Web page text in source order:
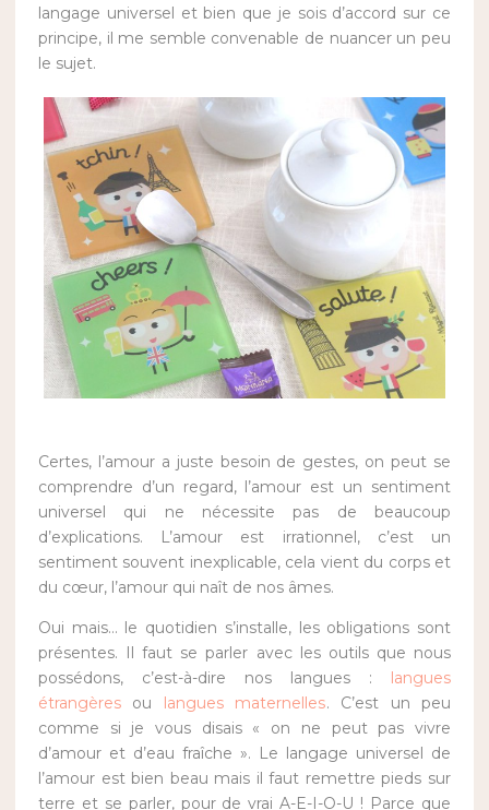
langage universel et bien que je sois d’accord sur ce
principe, il me semble convenable de nuancer un peu
le sujet.
Certes, l’amour a juste besoin de gestes, on peut se
comprendre d’un regard, l’amour est un sentiment
universel qui ne nécessite pas de beaucoup
d’explications. L’amour est irrationnel, c’est un
sentiment souvent inexplicable, cela vient du corps et
du cœur, l’amour qui naît de nos âmes.
Oui mais… le quotidien s’installe, les obligations sont
présentes. Il faut se parler avec les outils que nous
possédons, c’est-à-dire nos langues :
langues
étrangèresou langues maternelles. C’est un peu
comme si je vous disais « on ne peut pas vivre
d’amour et d’eau fraîche ». Le langage universel de
l’amour est bien beau mais il faut remettre pieds sur
terre et se parler, pour de vrai A-E-I-O-U ! Parce que